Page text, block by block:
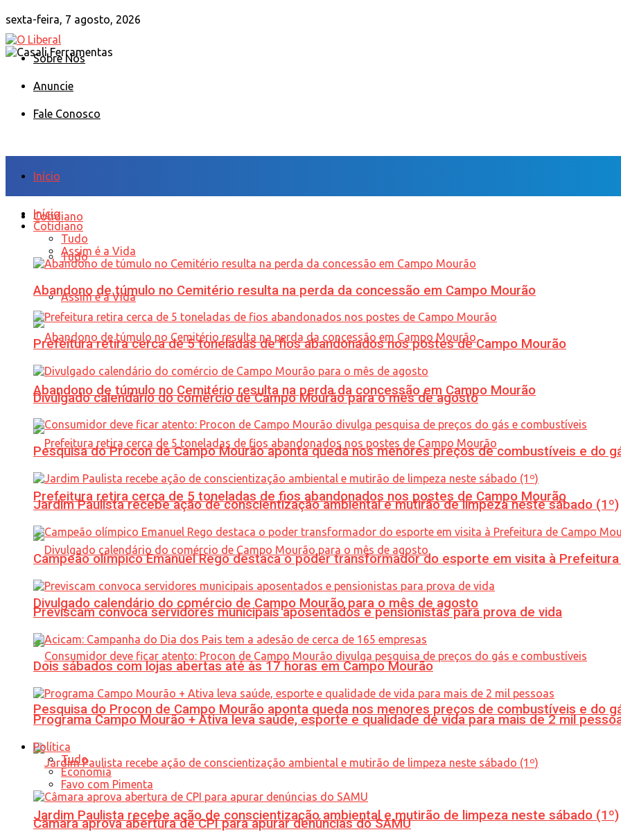
sexta-feira, 7 agosto, 2026
Sobre Nós
Anuncie
Fale Conosco
Início
Cotidiano
Tudo
Assim é a Vida
Abandono de túmulo no Cemitério resulta na perda da concessão em Campo Mourão
Prefeitura retira cerca de 5 toneladas de fios abandonados nos postes de Campo Mourão
Divulgado calendário do comércio de Campo Mourão para o mês de agosto
Pesquisa do Procon de Campo Mourão aponta queda nos menores preços de combustíveis e do
Jardim Paulista recebe ação de conscientização ambiental e mutirão de limpeza neste sábado (1º)
Início
Cotidiano
Tudo
Assim é a Vida
Abandono de túmulo no Cemitério resulta na perda da concessão em Campo Mourão
Prefeitura retira cerca de 5 toneladas de fios abandonados nos postes de Campo Mourão
Divulgado calendário do comércio de Campo Mourão para o mês de agosto
Pesquisa do Procon de Campo Mourão aponta queda nos menores preços de combustíveis e do
Jardim Paulista recebe ação de conscientização ambiental e mutirão de limpeza neste sábado (1º)
Campeão olímpico Emanuel Rego destaca o poder transformador do esporte em visita à
Previscam convoca servidores municipais aposentados e pensionistas para prova de vida
Dois sábados com lojas abertas até às 17 horas em Campo Mourão
Programa Campo Mourão + Ativa leva saúde, esporte e qualidade de vida para mais de 2 mil
Política
Tudo
Economia
Favo com Pimenta
Câmara aprova abertura de CPI para apurar denúncias do SAMU